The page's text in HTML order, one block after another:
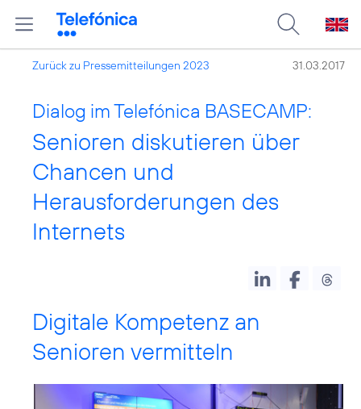
Zurück zu Pressemitteilungen 2023 31.03.2017
Dialog im Telefónica BASECAMP:
Senioren diskutieren über
Chancen und
Herausforderungen des
Internets
Digitale Kompetenz an
Senioren vermitteln